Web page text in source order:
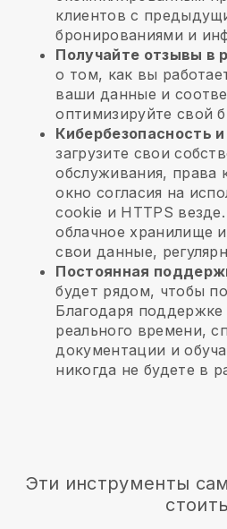
клиентов с
бронированиями и
Получайте отзывы в
о том, как вы
ваши данные и
оптимизируйте свой
Кибербезопасность
загрузите свои
обслуживания, права
окно согласия на
cookie и HTTPS
облачное хранилище
свои данные,
Постоянная
будет рядом, чтобы
Благодаря
реального времени,
документации и
никогда не будете в
Эти инструменты